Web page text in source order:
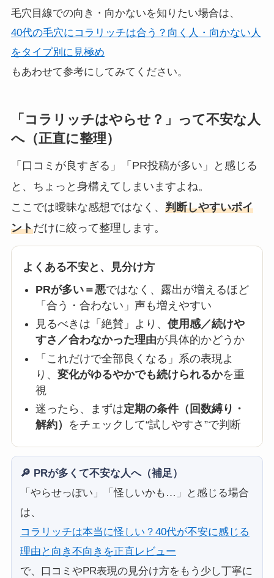
毛穴目線での向き・向かないを知りたい場合は、
40代の毛穴にコラリッチは合う？向く人・向かない人
をタイプ別に見極め
もあわせて参考にしてみてください。
「コラリッチはやらせ？」って不安な人
へ（正直に整理）
「口コミが良すぎる」「PR投稿が多い」と感じる
と、ちょっと身構えてしまいますよね。
ここでは曖昧な感想ではなく、 判断しやすいポイ
ントだけに絞って整理します。
よくある不安と、見分け方
PRが多い＝悪ではなく、露出が増えるほど
「合う・合わない」声も増えやすい
見るべきは「絶賛」より、使用感／続けや
すさ／合わなかった理由が具体的かどうか
「これだけで全部良くなる」系の表現よ
り、変化がゆるやかでも続けられるかを重
視
迷ったら、まずは定期の条件（回数縛り・
解約） をチェックして“試しやすさ”で判断
🔎 PRが多くて不安な人へ（補足）
「やらせっぽい」「怪しいかも…」と感じる場合
は、
コラリッチは本当に怪しい？40代が不安に感じる
理由と向き不向きを正直レビュー
で、口コミやPR表現の見分け方をもう少し丁寧に